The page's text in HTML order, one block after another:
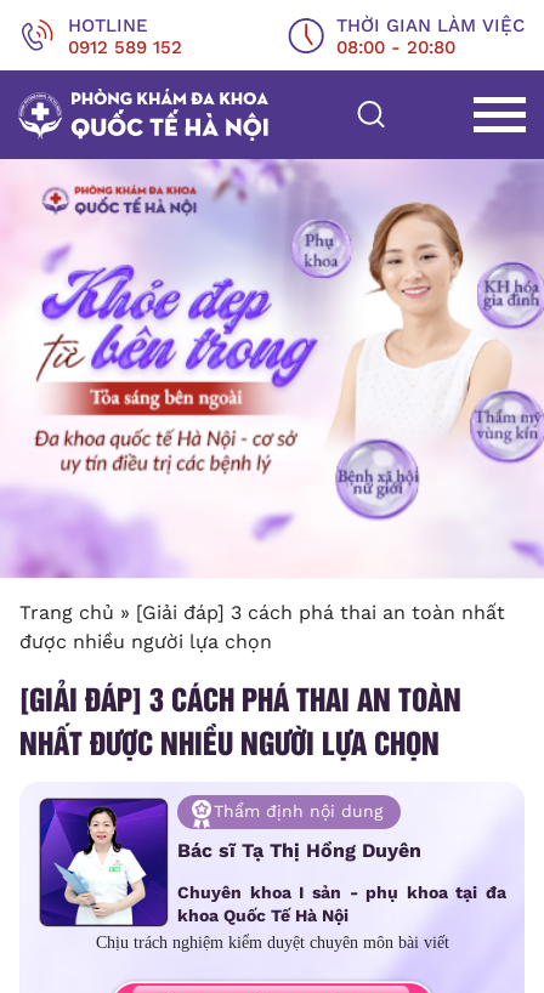
HOTLINE
0912 589 152
THỜI GIAN LÀM VIỆC
08:00 - 20:80
Trang chủ » [Giải đáp] 3 cách phá thai an toàn nhất
được nhiều người lựa chọn
[GIẢI ĐÁP] 3 CÁCH PHÁ THAI AN TOÀN
NHẤT ĐƯỢC NHIỀU NGƯỜI LỰA CHỌN
Thẩm định nội dung
Bác sĩ Tạ Thị Hồng Duyên
Chuyên khoa I sản - phụ khoa tại đa
khoa Quốc Tế Hà Nội
Chịu trách nghiệm kiểm duyệt chuyên môn bài viết